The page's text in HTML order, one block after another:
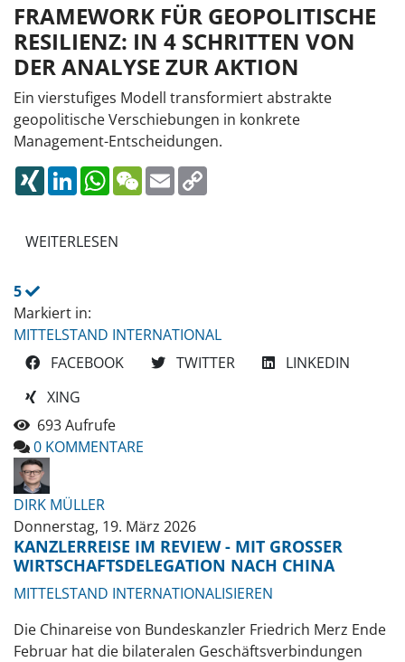
FRAMEWORK FÜR GEOPOLITISCHE
RESILIENZ: IN 4 SCHRITTEN VON
DER ANALYSE ZUR AKTION
Ein vierstufiges Modell transformiert abstrakte
geopolitische Verschiebungen in konkrete
Management-Entscheidungen.
XINGLINKEDINWHATSAPP
WECHAT
EMAIL
WEITERLESEN
5
Markiert in:
MITTELSTAND INTERNATIONAL
FACEBOOK
TWITTER
LINKEDIN
XING
693 Aufrufe
0 KOMMENTARE
DIRK MÜLLER
Donnerstag, 19. März 2026
KANZLERREISE IM REVIEW - MIT GROSSER W
IRTSCHAFTSDELEGATION NACH CHINA
MITTELSTAND INTERNATIONALISIEREN
Die Chinareise von Bundeskanzler Friedrich Merz Ende
Februar hat die bilateralen Geschäftsverbindungen